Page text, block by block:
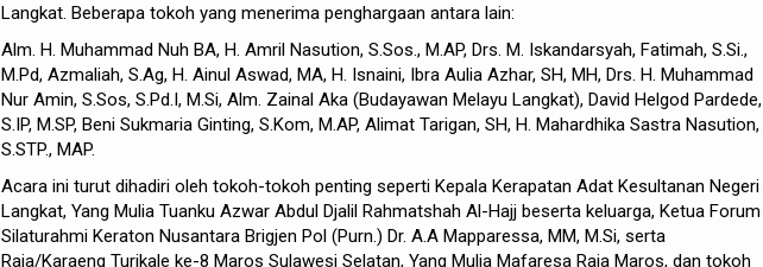
Langkat. Beberapa tokoh yang menerima penghargaan antara lain:
Alm. H. Muhammad Nuh BA, H. Amril Nasution, S.Sos., M.AP, Drs. M. Iskandarsyah, Fatimah, S.Si.,
M.Pd, Azmaliah, S.Ag, H. Ainul Aswad, MA, H. Isnaini, Ibra Aulia Azhar, SH, MH, Drs. H. Muhammad
Nur Amin, S.Sos, S.Pd.I, M.Si, Alm. Zainal Aka (Budayawan Melayu Langkat), David Helgod Pardede,
S.IP, M.SP, Beni Sukmaria Ginting, S.Kom, M.AP, Alimat Tarigan, SH, H. Mahardhika Sastra Nasution,
S.STP., MAP.
Acara ini turut dihadiri oleh tokoh-tokoh penting seperti Kepala Kerapatan Adat Kesultanan Negeri
Langkat, Yang Mulia Tuanku Azwar Abdul Djalil Rahmatshah Al-Hajj beserta keluarga, Ketua Forum
Silaturahmi Keraton Nusantara Brigjen Pol (Purn.) Dr. A.A Mapparessa, MM, M.Si, serta
Raja/Karaeng Turikale ke-8 Maros Sulawesi Selatan, Yang Mulia Mafaresa Raja Maros, dan tokoh